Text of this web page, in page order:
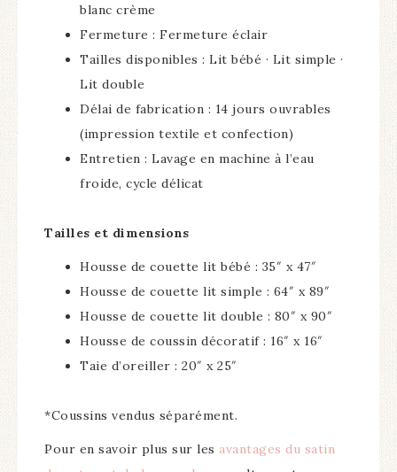
blanc crème
Fermeture : Fermeture éclair
Tailles disponibles : Lit bébé · Lit simple ·
Lit double
Délai de fabrication : 14 jours ouvrables
(impression textile et confection)
Entretien : Lavage en machine à l’eau
froide, cycle délicat
Tailles et dimensions
Housse de couette lit bébé : 35″ x 47″
Housse de couette lit simple : 64″ x 89″
Housse de couette lit double : 80″ x 90″
Housse de coussin décoratif : 16″ x 16″
Taie d’oreiller : 20″ x 25″
*Coussins vendus séparément.
Pour en savoir plus sur les avantages du satin